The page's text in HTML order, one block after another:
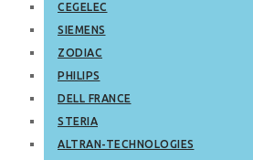
CEGELEC
SIEMENS
ZODIAC
PHILIPS
DELL FRANCE
STERIA
ALTRAN-TECHNOLOGIES